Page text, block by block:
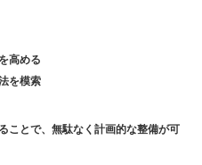
高める
を模索
ことで、無駄なく計画的な整備が可